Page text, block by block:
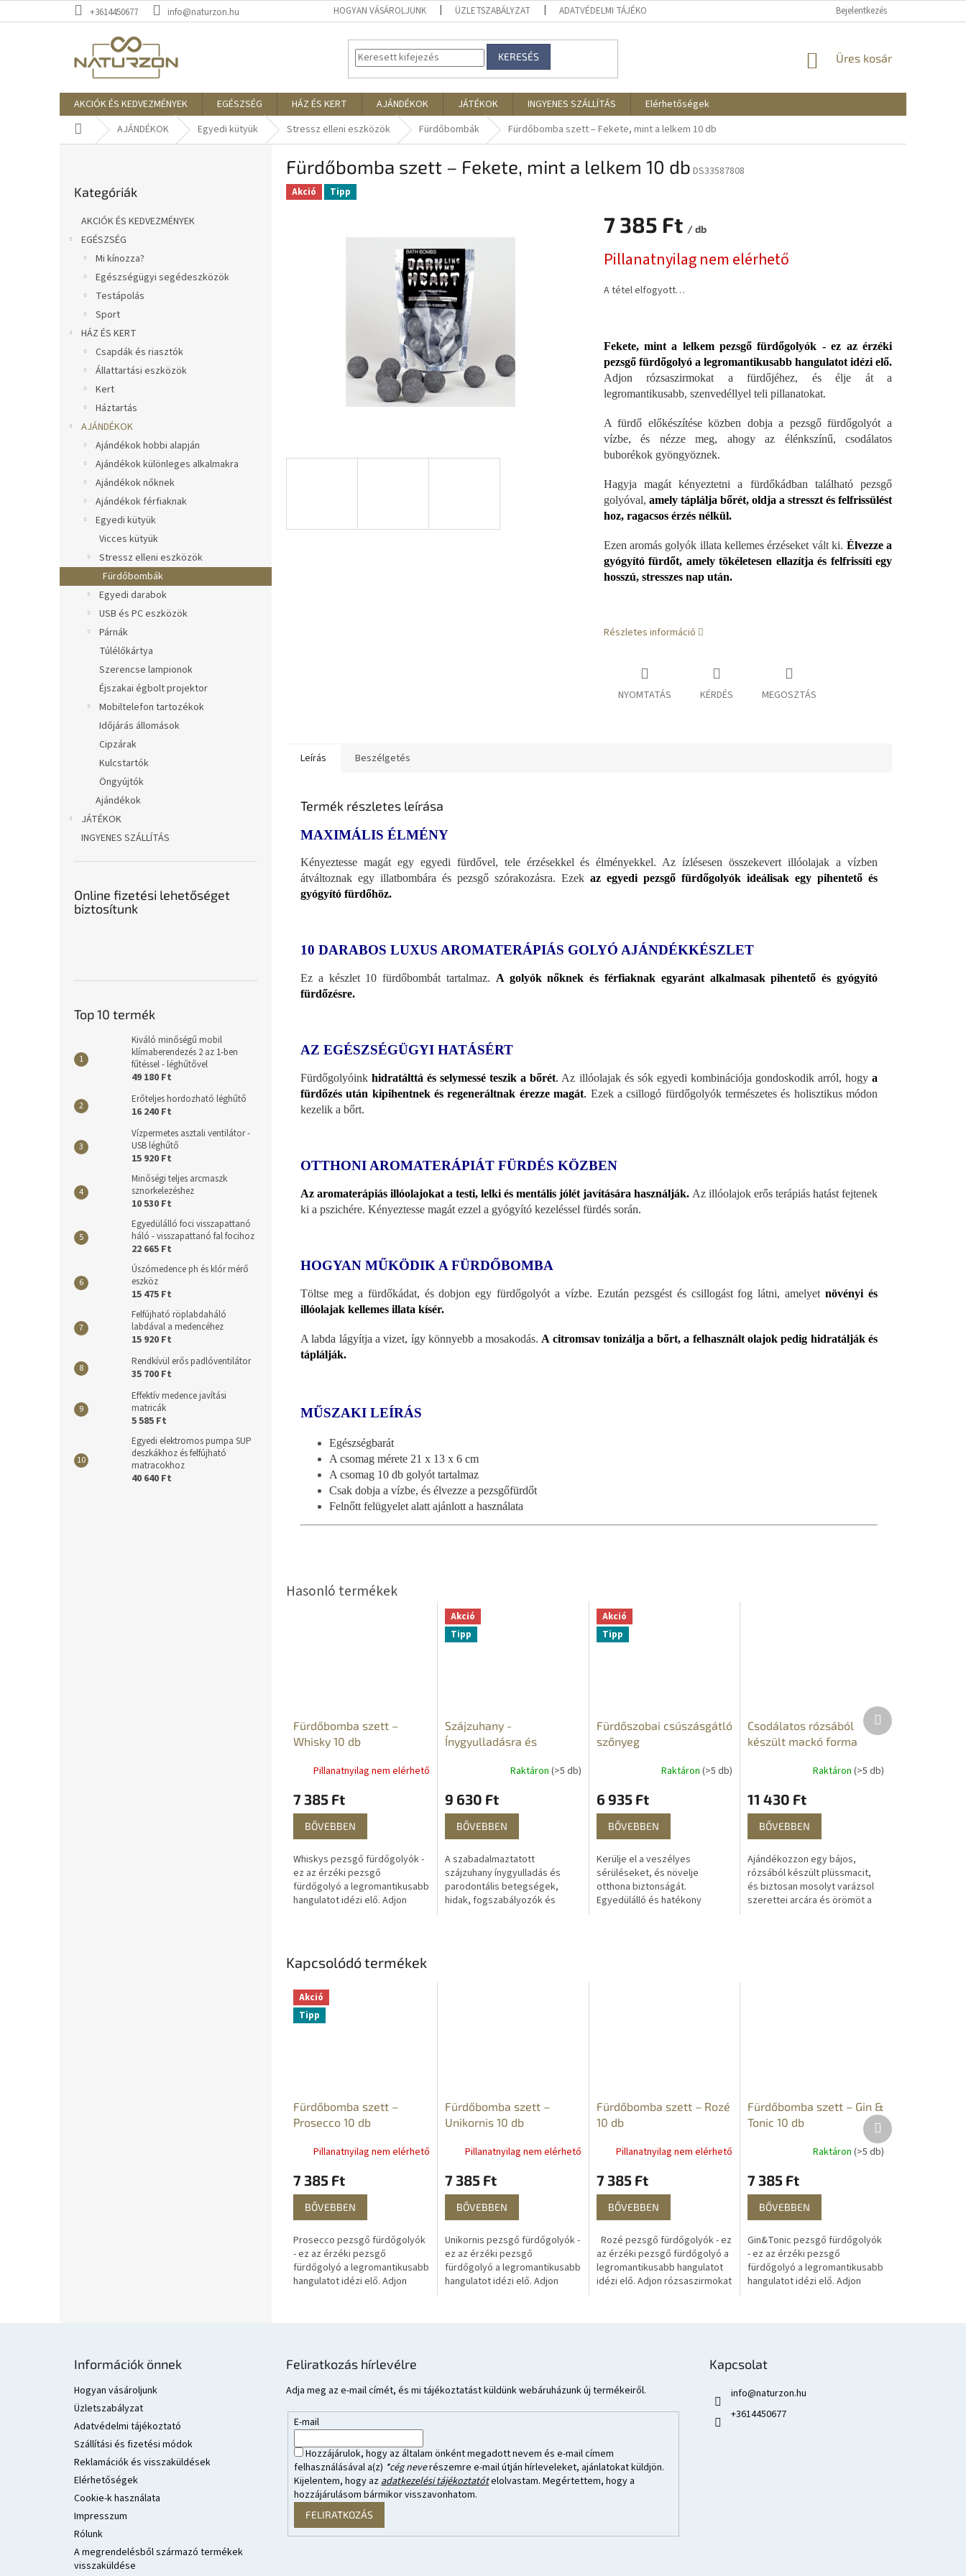
a
+3614450677 info@naturzon.hu HOGYAN VÁSÁROLJUNK ÜZLETSZABÁLYZAT ADATVÉDELMI TÁJÉKOZTATÓ REKLAMÁCIÓK ÉS
Bejelentkezés
KERESÉS KOSÁR
Üres kosár
AKCIÓK ÉS KEDVEZMÉNYEK EGÉSZSÉG HÁZ ÉS KERT AJÁNDÉKOK JÁTÉKOK INGYENES SZÁLLÍTÁS
Elérhetőségek
KezdőlapAJÁNDÉKOK Egyedi kütyük Stressz elleni eszközök Fürdőbombák Fürdőbomba szett – Fekete, mint a lelkem 10 db
átugrása
Kategóriák
AKCIÓK ÉS KEDVEZMÉNYEK
EGÉSZSÉG
Mi kínozza?
Egészségügyi segédeszközök
Testápolás
Sport
HÁZ ÉS KERT
Csapdák és riasztók
Állattartási eszközök
Kert
Háztartás
AJÁNDÉKOK
Ajándékok hobbi alapján
Ajándékok különleges alkalmakra
Ajándékok nőknek
Ajándékok férfiaknak
Egyedi kütyük
Vicces kütyük
Stressz elleni eszközök
Fürdőbombák
Egyedi darabok
USB és PC eszközök
Párnák
Túlélőkártya
Szerencse lampionok
Éjszakai égbolt projektor
Mobiltelefon tartozékok
Időjárás állomások
Cipzárak
Kulcstartók
Öngyújtók
Ajándékok
JÁTÉKOK
INGYENES SZÁLLÍTÁS
Online fizetési lehetőséget
biztosítunk
Top 10 termék
Kiváló minőségű mobil
klímaberendezés 2 az 1-ben
fűtéssel - léghűtővel
49 180 Ft
Erőteljes hordozható léghűtő
16 240 Ft
Vízpermetes asztali ventilátor -
USB léghűtő
15 920 Ft
Minőségi teljes arcmaszk
sznorkelezéshez
10 530 Ft
Egyedülálló foci visszapattanó
háló - visszapattanó fal focihoz
22 665 Ft
Úszómedence ph és klór mérő
eszköz
15 475 Ft
Felfújható röplabdaháló
labdával a medencéhez
15 920 Ft
Rendkívül erős padlóventilátor
35 700 Ft
Effektív medence javítási
matricák
5 585 Ft
Egyedi elektromos pumpa SUP
deszkákhoz és felfújható
matracokhoz
40 640 Ft
Fürdőbomba szett – Fekete, mint a lelkem 10 db DS33587808
Akció Tipp
7 385 Ft / db
Pillanatnyilag nem elérhető
A tétel elfogyott…
Fekete, mint a lelkem pezsgő fürdőgolyók - ez az érzéki
pezsgő fürdőgolyó a legromantikusabb hangulatot idézi elő.
Adjon rózsaszirmokat a fürdőjéhez, és élje át a
legromantikusabb, szenvedéllyel teli pillanatokat.
A fürdő előkészítése közben dobja a pezsgő fürdőgolyót a
vízbe, és nézze meg, ahogy az élénkszínű, csodálatos
buborékok gyöngyöznek.
Hagyja magát kényeztetni a fürdőkádban található pezsgő
golyóval, amely táplálja bőrét, oldja a stresszt és felfrissülést
hoz, ragacsos érzés nélkül.
Ezen aromás golyók illata kellemes érzéseket vált ki. Élvezze a
gyógyító fürdőt, amely tökéletesen ellazítja és felfrissíti egy
hosszú, stresszes nap után.
Részletes információ
NYOMTATÁS KÉRDÉS MEGOSZTÁS
Kapcsolódó termékek
Akció
Tipp
Fürdőbomba szett –
Prosecco 10 db
Pillanatnyilag nem elérhető
7 385 Ft
BŐVEBBEN
Prosecco pezsgő fürdőgolyók
- ez az érzéki pezsgő
fürdőgolyó a legromantikusabb
hangulatot idézi elő. Adjon
Fürdőbomba szett –
Unikornis 10 db
Pillanatnyilag nem elérhető
7 385 Ft
BŐVEBBEN
Unikornis pezsgő fürdőgolyók -
ez az érzéki pezsgő
fürdőgolyó a legromantikusabb
hangulatot idézi elő. Adjon
Fürdőbomba szett – Rozé
10 db
Pillanatnyilag nem elérhető
7 385 Ft
BŐVEBBEN
Rozé pezsgő fürdőgolyók - ez
az érzéki pezsgő fürdőgolyó a
legromantikusabb hangulatot
idézi elő. Adjon rózsaszirmokat
Fürdőbomba szett – Gin &
Tonic 10 db
Raktáron (>5 db)
7 385 Ft
BŐVEBBEN
Gin&Tonic pezsgő fürdőgolyók
- ez az érzéki pezsgő
fürdőgolyó a legromantikusabb
hangulatot idézi elő. Adjon
Következő
termék
Leírás Beszélgetés
Termék részletes leírása
MAXIMÁLIS ÉLMÉNY
Kényeztesse magát egy egyedi fürdővel, tele érzésekkel és élményekkel. Az ízlésesen összekevert illóolajak a vízben
átváltoznak egy illatbombára és pezsgő szórakozásra. Ezek az egyedi pezsgő fürdőgolyók ideálisak egy pihentető és
gyógyító fürdőhöz.
10 DARABOS LUXUS AROMATERÁPIÁS GOLYÓ AJÁNDÉKKÉSZLET
Ez a készlet 10 fürdőbombát tartalmaz. A golyók nőknek és férfiaknak egyaránt alkalmasak pihentető és gyógyító
fürdőzésre.
AZ EGÉSZSÉGÜGYI HATÁSÉRT
Fürdőgolyóinkhidratálttá és selymessé teszik a bőrét. Az illóolajak és sók egyedi kombinációja gondoskodik arról, hogy a
fürdőzés után kipihentnek és regeneráltnak érezze magát. Ezek a csillogó fürdőgolyók természetes és holisztikus módon
kezelik a bőrt.
OTTHONI AROMATERÁPIÁT FÜRDÉS KÖZBEN
Az aromaterápiás illóolajokat a testi, lelki és mentális jólét javítására használják. Az illóolajok erős terápiás hatást fejtenek
ki a pszichére. Kényeztesse magát ezzel a gyógyító kezeléssel fürdés során.
HOGYAN MŰKÖDIK A FÜRDŐBOMBA
Töltse meg a fürdőkádat, és dobjon egy fürdőgolyót a vízbe. Ezután pezsgést és csillogást fog látni, amelyetnövényi és
illóolajak kellemes illata kísér.
A labda lágyítja a vizet, így könnyebb a mosakodás. A citromsav tonizálja a bőrt, a felhasznált olajok pedig hidratálják és
táplálják.
MŰSZAKI LEÍRÁS
Egészségbarát
A csomag mérete 21 x 13 x 6 cm
A csomag 10 db golyót tartalmaz
Csak dobja a vízbe, és élvezze a pezsgőfürdőt
Felnőtt felügyelet alatt ajánlott a használata
Fürdőbomba szett –
Whisky 10 db
Pillanatnyilag nem elérhető
7 385 Ft
BŐVEBBEN
Whiskys pezsgő fürdőgolyók -
ez az érzéki pezsgő
fürdőgolyó a legromantikusabb
hangulatot idézi elő. Adjon
Akció
Tipp
Szájzuhany -
Ínygyulladásra és
parodontitiszre
parodontális betegség
esetén
Raktáron (>5 db)
9 630 Ft
BŐVEBBEN
A szabadalmaztatott
szájzuhany ínygyulladás és
parodontális betegségek,
hidak, fogszabályozók és
Akció
Tipp
Fürdőszobai csúszásgátló
szőnyeg
Raktáron(>5 db)
6 935 Ft
BŐVEBBEN
Kerülje el a veszélyes
sérüléseket, és növelje
otthona biztonságát.
Egyedülálló és hatékony
Csodálatos rózsából
készült mackó forma
Raktáron (>5 db)
11 430 Ft
BŐVEBBEN
Ajándékozzon egy bájos,
rózsából készült plüssmacit,
és biztosan mosolyt varázsol
szerettei arcára és örömöt a
Következő
termék
Információk önnek
Hogyan vásároljunk
Üzletszabályzat
Adatvédelmi tájékoztató
Szállítási és fizetési módok
Reklamációk és visszaküldések
Elérhetőségek
Cookie-k használata
Impresszum
Rólunk
A megrendelésből származó termékek
visszaküldése
Feliratkozás hírlevélre
Adja meg az e-mail címét, és mi tájékoztatást küldünk webáruházunk új termékeiről.
E-mail
Hozzájárulok, hogy az általam önként megadott nevem és e-mail címem
felhasználásával a(z) *cég neverészemre e-mail útján hírleveleket, ajánlatokat küldjön.
Kijelentem, hogy azadatkezelési tájékoztatótelolvastam. Megértettem, hogy a
hozzájárulásom bármikor visszavonhatom.
FELIRATKOZÁS
Kapcsolat
info@naturzon.hu
+3614450677